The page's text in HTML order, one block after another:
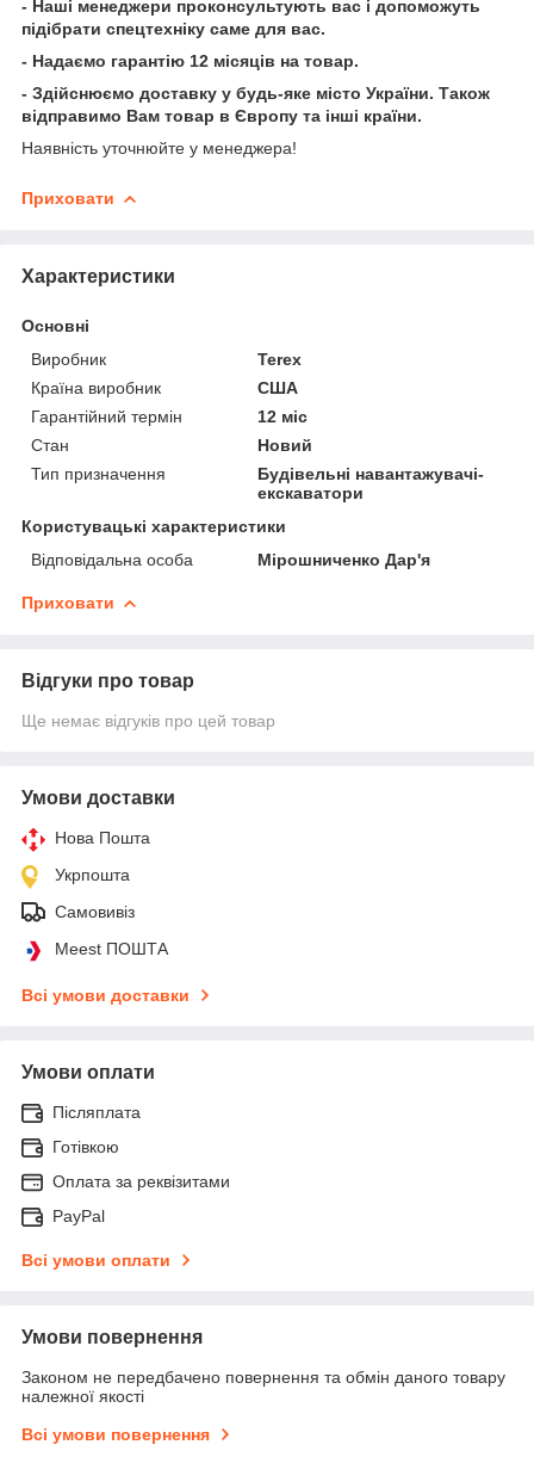
- Наші менеджери проконсультують вас і допоможуть
підібрати спецтехніку саме для вас.
- Надаємо гарантію 12 місяців на товар.
- Здійснюємо доставку у будь-яке місто України. Також
відправимо Вам товар в Європу та інші країни.
Наявність уточнюйте у менеджера!
Приховати
Характеристики
Основні
Виробник
Terex
Країна виробник
США
Гарантійний термін
12 міс
Стан
Новий
Тип призначення
Будівельні навантажувачі-
екскаватори
Користувацькі характеристики
Відповідальна особа
Мірошниченко Дар'я
Приховати
Відгуки про товар
Ще немає відгуків про цей товар
Умови доставки
Нова Пошта
Укрпошта
Самовивіз
Meest ПОШТА
Всі умови доставки
Умови оплати
Післяплата
Готівкою
Оплата за реквізитами
PayPal
Всі умови оплати
Умови повернення
Законом не передбачено повернення та обмін даного товару
належної якості
Всі умови повернення